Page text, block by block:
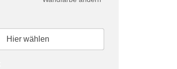
Hier wählen